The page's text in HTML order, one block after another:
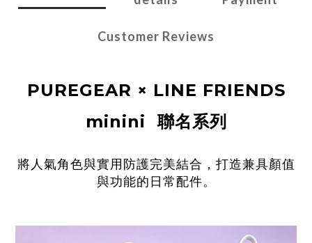
Customer Reviews
PUREGEAR × LINE FRIENDS
minini
聯名系列
將人氣角色與實用防護完美結合，打造兼具顏值
與功能的日常配件。